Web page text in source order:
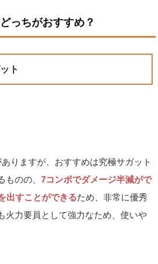
っちがおすすめ？
ト
りますが、おすすめは究極サガット
ものの、7コンボでダメージ半減がで
出すことができるため、非常に優秀
火力要員として強力なため、使いや